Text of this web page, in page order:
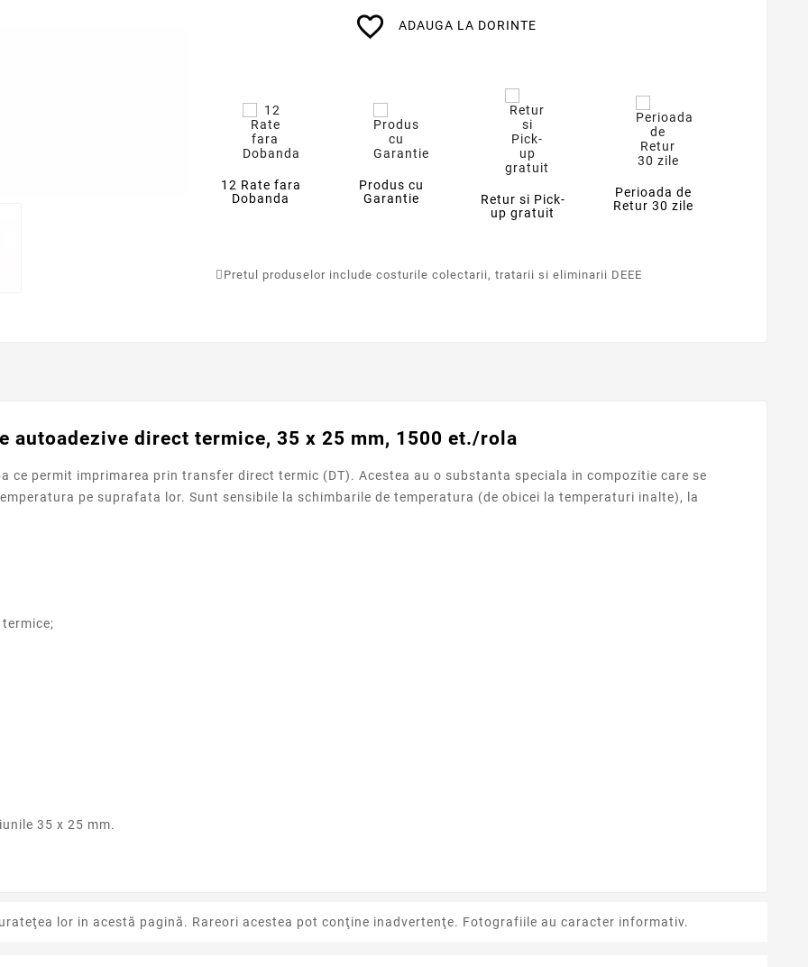
favorite_border ADAUGA LA DORINTE
12 Rate fara
Dobanda
Produs cu
Garantie
Retur si Pick-
up gratuit
Perioada de
Retur 30 zile
Pretul produselor include costurile colectarii, tratarii si eliminarii DEEE
autoadezive direct termice, 35 x 25 mm, 1500 et./rola
ce permit imprimarea prin transfer direct termic (DT). Acestea au o substanta speciala in compozitie care se
pe suprafata lor. Sunt sensibile la schimbarile de temperatura (de obicei la temperaturi inalte), la
35 x 25 mm.
lor in acestă pagină. Rareori acestea pot conţine inadvertenţe. Fotografiile au caracter informativ.